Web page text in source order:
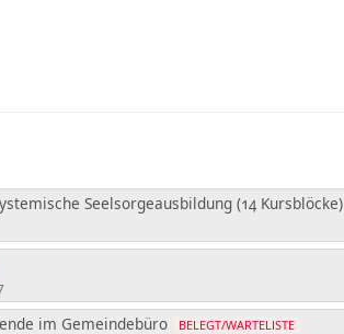
Seelsorgeausbildung (14 Kursblöcke)
im Gemeindebüro BELEGT/WARTELISTE